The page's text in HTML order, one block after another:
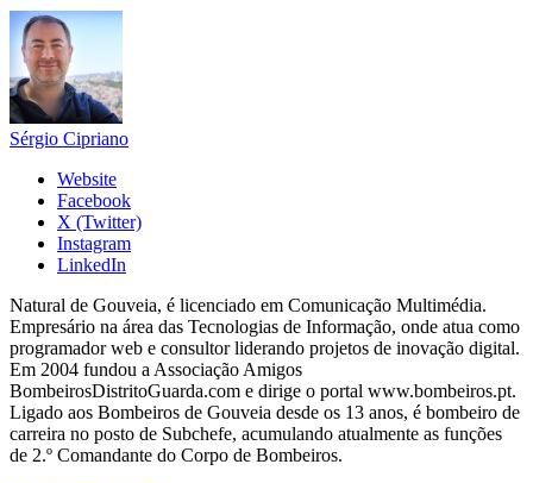
Sérgio Cipriano
Website
Facebook
X (Twitter)
Instagram
LinkedIn
Natural de Gouveia, é licenciado em Comunicação Multimédia.
Empresário na área das Tecnologias de Informação, onde atua como
programador web e consultor liderando projetos de inovação digital.
Em 2004 fundou a Associação Amigos
BombeirosDistritoGuarda.com e dirige o portal www.bombeiros.pt.
Ligado aos Bombeiros de Gouveia desde os 13 anos, é bombeiro de
carreira no posto de Subchefe, acumulando atualmente as funções
de 2.º Comandante do Corpo de Bombeiros.